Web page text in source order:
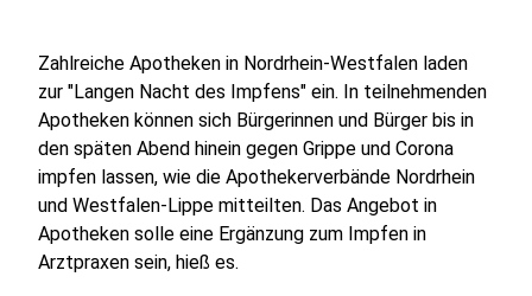
Zahlreiche Apotheken in Nordrhein-Westfalen laden
zur "Langen Nacht des Impfens" ein. In teilnehmenden
Apotheken können sich Bürgerinnen und Bürger bis in
den späten Abend hinein gegen Grippe und Corona
impfen lassen, wie die Apothekerverbände Nordrhein
und Westfalen-Lippe mitteilten. Das Angebot in
Apotheken solle eine Ergänzung zum Impfen in
Arztpraxen sein, hieß es.